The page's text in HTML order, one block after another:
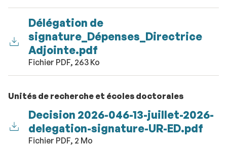
Délégation de
signature_Dépenses_Directrice
Adjointe.pdf
Fichier PDF, 263 Ko
Unités de recherche et écoles doctorales
Decision 2026-046-13-juillet-2026-
delegation-signature-UR-ED.pdf
Fichier PDF, 2 Mo